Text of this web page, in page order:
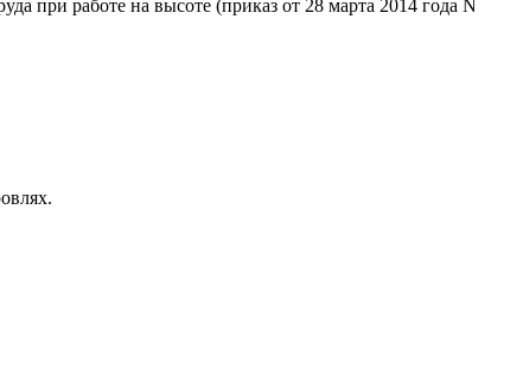
при работе на высоте (приказ от 28 марта 2014 года N